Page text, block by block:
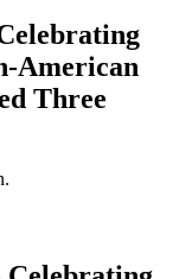
American
Three